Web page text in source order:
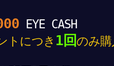
EYE CASH
トにつき 1回のみ